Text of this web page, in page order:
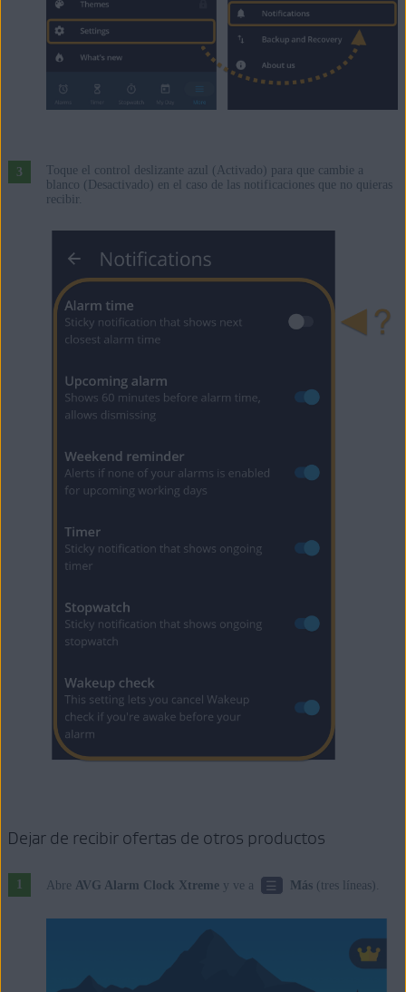
Toque el control deslizante azul (Activado) para que cambie a
blanco (Desactivado) en el caso de las notificaciones que no quieras
recibir.
Dejar de recibir ofertas de otros productos
Abre AVG Alarm Clock Xtremey ve a ☰ Más(tres líneas).